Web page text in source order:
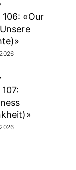
106: «Our